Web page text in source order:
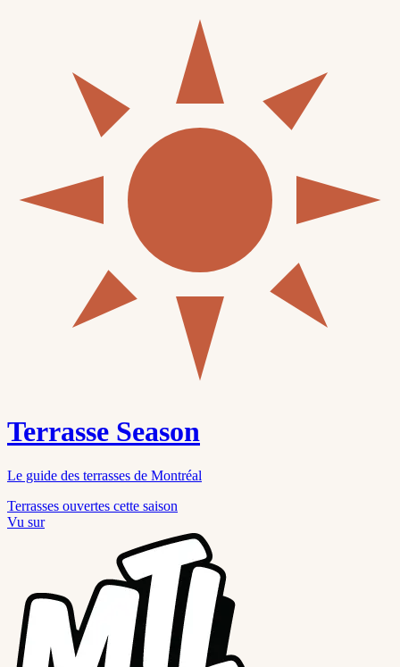
Terrasse Season
Le guide des terrasses de Montréal
Terrasses ouvertes cette saison
Vu sur